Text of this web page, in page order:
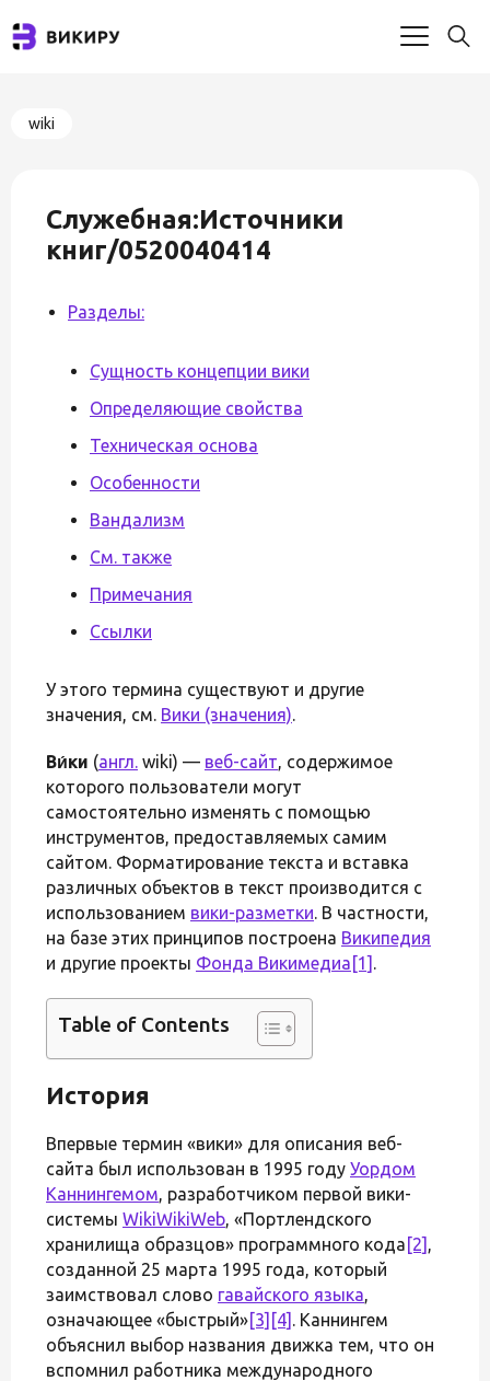
wiki
Служебная:Источники
книг/0520040414
Разделы:
Сущность концепции вики
Определяющие свойства
Техническая основа
Особенности
Вандализм
См. также
Примечания
Ссылки
У этого термина существуют и другие
значения, см. Вики (значения).
Ви́ки (англ. wiki) — веб-сайт, содержимое
которого пользователи могут
самостоятельно изменять с помощью
инструментов, предоставляемых самим
сайтом. Форматирование текста и вставка
различных объектов в текст производится с
использованием вики-разметки. В частности,
на базе этих принципов построена Википедия
и другие проекты Фонда Викимедиа [1] .
Table of Contents
История
Впервые термин «вики» для описания веб-
сайта был использован в 1995 году Уордом
Каннингемом, разработчиком первой вики-
системы WikiWikiWeb, «Портлендского
хранилища образцов» программного кода [2] ,
созданной 25 марта 1995 года, который
заимствовал слово гавайского языка,
означающее «быстрый»[3] [4] . Каннингем
объяснил выбор названия движка тем, что он
вспомнил работника международного